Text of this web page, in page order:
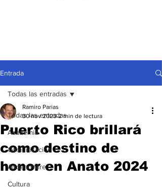
Entrada
Todas las entradas
Academia
Comunicación
AndeanWire
Cultura
Todas las entradas
Puerto Rico brillará
como destino de
honor en Anato 2024
Ramiro Parias
30 nov 2023 2 min de lectura